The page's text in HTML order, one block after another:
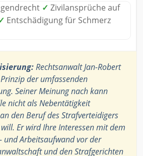
✓ Zivilansprüche auf
Entschädigung für Schmerz
Rechtsanwalt Jan-Robert
der umfassenden
Seiner Meinung nach kann
nicht als Nebentätigkeit
den Beruf des Strafverteidigers
Er wird Ihre Interessen mit dem
und Arbeitsaufwand vor der
und den Strafgerichten